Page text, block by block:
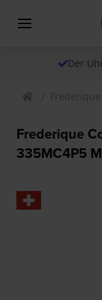
Der
Frederique
335MC4P5